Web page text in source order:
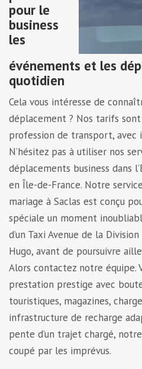
pour le
business
les
événements et les
quotidien
Cela vous intéresse de
déplacement ? Nos tarifs
profession de transport,
N’hésitez pas à utiliser nos
déplacements business dans
en Île-de-France. Notre
mariage à Saclas est conçu
spéciale un moment
d’un Taxi Avenue de la
Hugo, avant de poursuivre
Alors contactez notre équipe.
prestation prestige avec
touristiques, magazines,
infrastructure de recharge
pente d’un trajet chargé,
coupé par les imprévus.